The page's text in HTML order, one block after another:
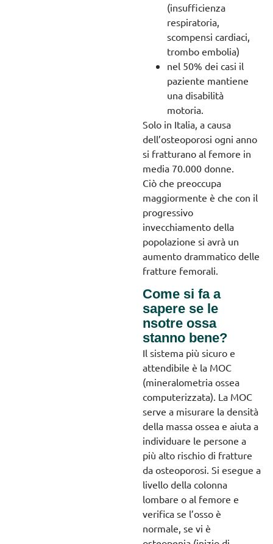
(insufficienza
respiratoria,
scompensi cardiaci,
trombo embolia)
nel 50% dei casi il
paziente mantiene
una disabilità
motoria.
Solo in Italia, a causa
dell’osteoporosi ogni anno
si fratturano al femore in
media 70.000 donne.
Ciò che preoccupa
maggiormente è che con il
progressivo
invecchiamento della
popolazione si avrà un
aumento drammatico delle
fratture femorali.
Come si fa a
sapere se le
nsotre ossa
stanno bene?
Il sistema più sicuro e
attendibile è la MOC
(mineralometria ossea
computerizzata). La MOC
serve a misurare la densità
della massa ossea e aiuta a
individuare le persone a
più alto rischio di fratture
da osteoporosi. Si esegue a
livello della colonna
lombare o al femore e
verifica se l’osso è
normale, se vi è